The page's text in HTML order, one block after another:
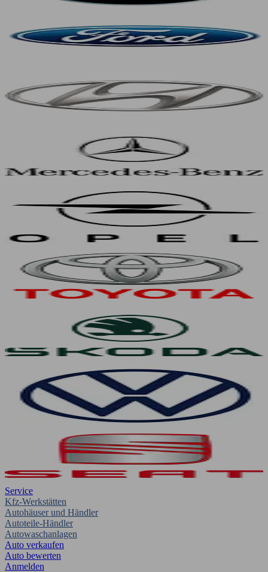
Service
Kfz-Werkstätten
Autohäuser und Händler
Autoteile-Händler
Autowaschanlagen
Auto verkaufen
Auto bewerten
Anmelden